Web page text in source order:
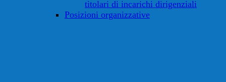
titolari di incarichi dirigenziali
Posizioni organizzative